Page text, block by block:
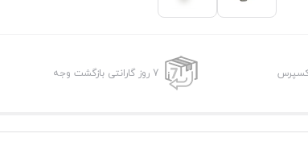
7 روز گارانتی بازگشت وجه